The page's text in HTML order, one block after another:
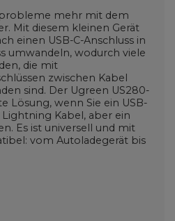
mehr mit dem
Mit diesem kleinen Gerät
einen USB-C-Anschluss in
umwandeln, wodurch viele
die mit
zwischen Kabel
sind. Der Ugreen US280-
Lösung, wenn Sie ein USB-
Lightning Kabel, aber ein
Es ist universell und mit
vom Autoladegerät bis